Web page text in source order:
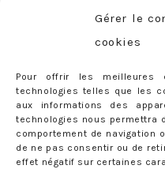
Gérer le
cookies
Pour offrir les meilleures
technologies telles que les
aux informations des
technologies nous permettra
comportement de navigation
de ne pas consentir ou de
effet négatif sur certaines